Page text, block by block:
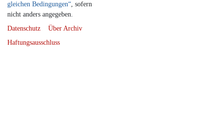
gleichen Bedingungen“, sofern
nicht anders angegeben.
Datenschutz
Über Archiv
Haftungsausschluss